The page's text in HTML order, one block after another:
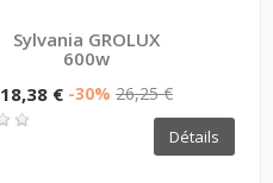
Sylvania GROLUX
600w
18,38 € -30% 26,25 €
Détails